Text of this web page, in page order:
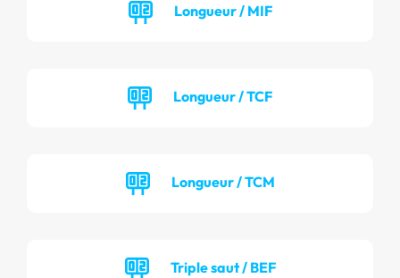
Longueur / MIF
Longueur / TCF
Longueur / TCM
Triple saut / BEF